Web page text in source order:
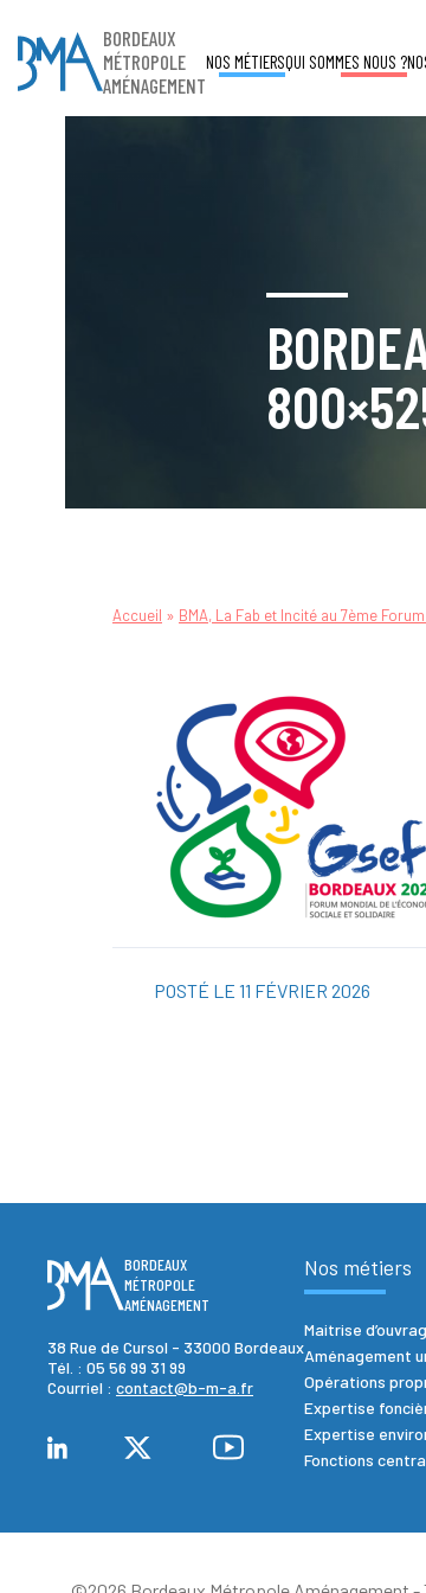
BORDEAUX
MÉTROPOLE
AMÉNAGEMENT
NOS MÉTIERSQUI SOMMES NOUS ?
Accueil » BMA, La Fab et Incité au 7ème
POSTÉ LE 11 FÉVRIER 2026
BORDEAUX
MÉTROPOLE
AMÉNAGEMENT
38 Rue de Cursol - 33000 Bordeaux
Tél. : 05 56 99 31 99
Courriel : contact@b-m-a.fr
Nos métiers
Maitrise
Aménagement
Opérations
Expertise
Expertise
Fonctions